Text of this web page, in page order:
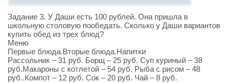
Задание 3. У Даши есть 100 рублей. Она пришла в
школьную столовую пообедать. Сколько у Даши вариантов
купить обед из трех блюд?
Меню
Первые блюда.Вторые блюда.Напитки
Рассольник – 31 руб. Борщ – 25 руб. Суп куриный – 38
руб.Макароны с котлетой – 54 руб. Рыба с рисом – 48
руб..Компот – 12 руб. Сок – 20 руб. Чай – 8 руб.